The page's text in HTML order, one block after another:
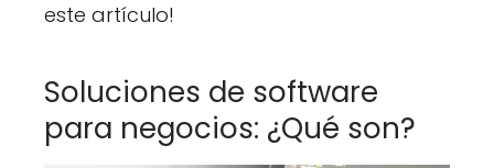
este artículo!
Soluciones de software
para negocios: ¿Qué son?